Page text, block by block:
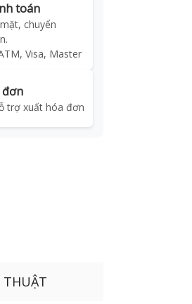
toán
chuyển
Visa, Master
đơn
trợ xuất hóa đơn
THUẬT